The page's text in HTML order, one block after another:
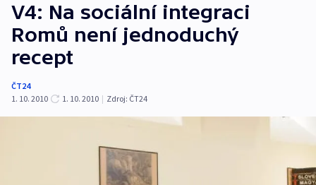
V4: Na sociální integraci
Romů není jednoduchý
recept
ČT24
1. 10. 2010
1. 10. 2010 | Zdroj: ČT24